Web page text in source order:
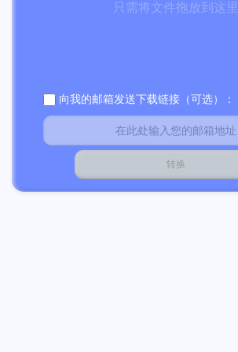
只需将文件拖放到这里
向我的邮箱发送下载链接（可选）：